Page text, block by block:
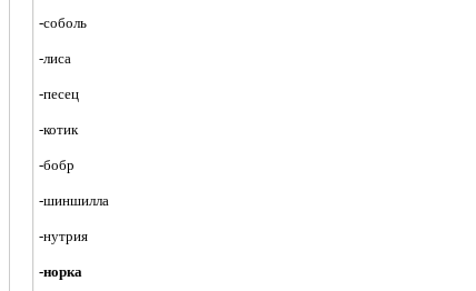
-соболь
-лиса
-песец
-котик
-бобр
-шиншилла
-нутрия
-норка